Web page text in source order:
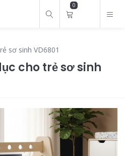
0
sơ sinh VD6801
cho trẻ sơ sinh